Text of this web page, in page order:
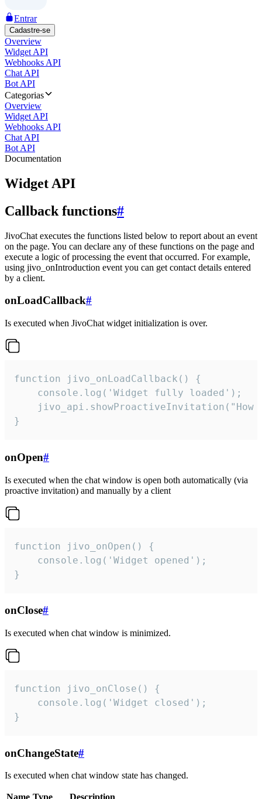
Entrar
Cadastre-se
Overview
Widget API
Webhooks API
Chat API
Bot API
Categorias
Overview
Widget API
Webhooks API
Chat API
Bot API
Documentation
Widget API
Callback functions#
JivoChat executes the functions listed below to report about an event
on the page. You can declare any of these functions on the page and
execute a logic of processing the event that occurred. For example,
using jivo_onIntroduction event you can get contact details entered
by a client.
onLoadCallback#
Is executed when JivoChat widget initialization is over.
function jivo_onLoadCallback() {
    console.log('Widget fully loaded');
jivo_api.showProactiveInvitation("How
}
onOpen#
Is executed when the chat window is open both automatically (via
proactive invitation) and manually by a client
function jivo_onOpen() {
    console.log('Widget opened');
}
onClose#
Is executed when chat window is minimized.
function jivo_onClose() {
    console.log('Widget closed');
}
onChangeState#
Is executed when chat window state has changed.